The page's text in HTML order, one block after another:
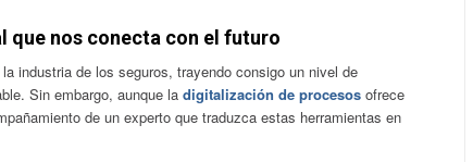
nos conecta con el futuro
industria de los seguros, trayendo consigo un nivel de
Sin embargo, aunque la digitalización de procesos ofrece
de un experto que traduzca estas herramientas en